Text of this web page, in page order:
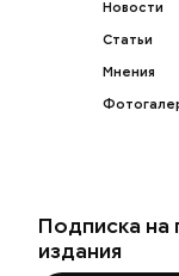
Новости
Статьи
Мнения
Подписка на
издания